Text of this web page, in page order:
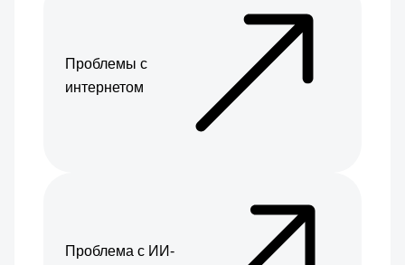
Проблемы с
интернетом
Проблема с ИИ-